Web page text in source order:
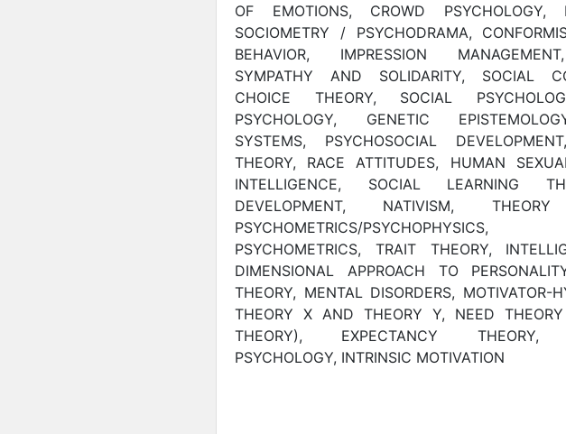
OF EMOTIONS, CROWD PSYCHOLOGY,
SOCIOMETRY / PSYCHODRAMA,
BEHAVIOR, IMPRESSION
SYMPATHY AND SOLIDARITY, SOCIAL
CHOICE THEORY, SOCIAL
PSYCHOLOGY, GENETIC
SYSTEMS, PSYCHOSOCIAL
THEORY, RACE ATTITUDES, HUMAN
INTELLIGENCE, SOCIAL LEARNING
DEVELOPMENT, NATIVISM,
PSYCHOMETRICS/PSYCHOPHYSICS,
PSYCHOMETRICS, TRAIT THEORY,
DIMENSIONAL APPROACH TO
THEORY, MENTAL DISORDERS, MOTIVATOR-
THEORY X AND THEORY Y, NEED
THEORY), EXPECTANCY THEORY,
PSYCHOLOGY, INTRINSIC MOTIVATION